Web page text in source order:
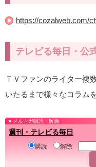
https://cozalweb.com/
テレビる毎日・公
ＴＶファンのライター複
いたるまで様々なコラム
メルマガ購読・解除
週刊・テレビる毎日
購読 解除